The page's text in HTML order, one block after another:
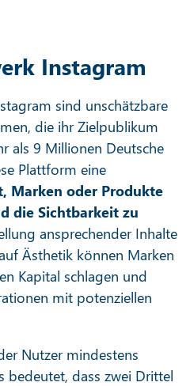
Instagram
sind unschätzbare
die ihr Zielpublikum
als 9 Millionen Deutsche
Plattform eine
Marken oder Produkte
die Sichtbarkeit zu
ansprechender Inhalte
Ästhetik können Marken
Kapital schlagen und
mit potenziellen
Nutzer mindestens
bedeutet, dass zwei Drittel